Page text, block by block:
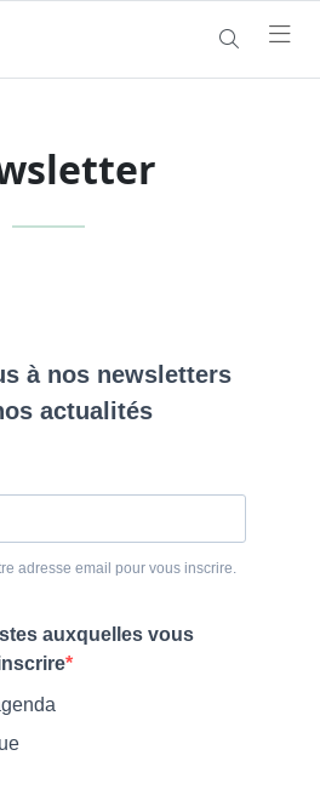
à nos newsletters
actualités
adresse email pour vous inscrire.
auxquelles vous